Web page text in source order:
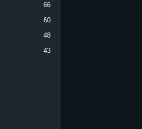
66
60
48
43